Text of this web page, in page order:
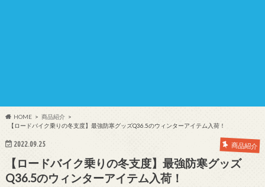
HOME
商品紹介
【ロードバイク乗りの冬支度】最強防寒グッズQ36.5のウィンターアイテム入荷！
2022.09.25 商品紹介
【ロードバイク乗りの冬支度】最強防寒グッズ
Q36.5のウィンターアイテム入荷！